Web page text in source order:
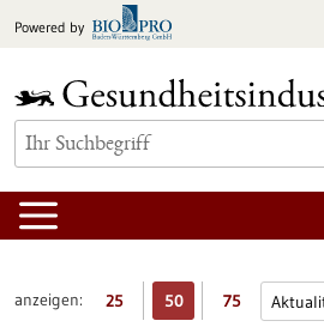
Inhalt
Powered by
anzeigen: 25 50 75